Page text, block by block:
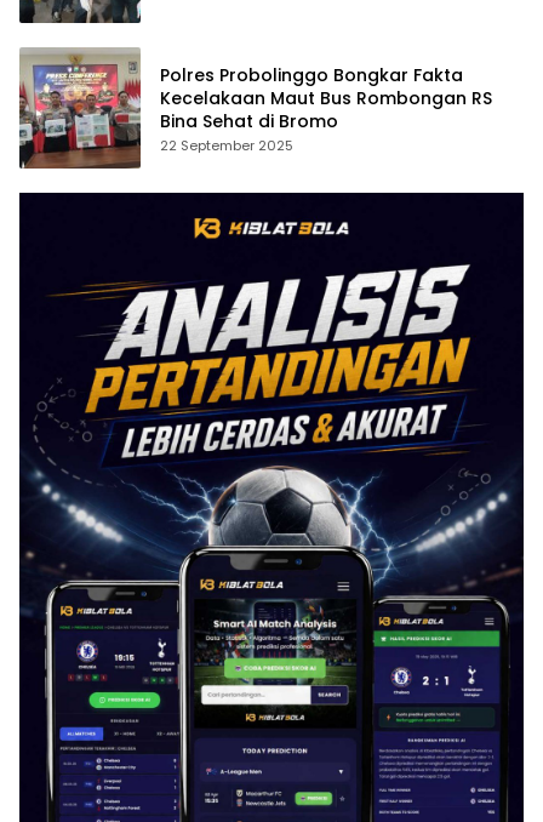
Polres Probolinggo Bongkar Fakta
Kecelakaan Maut Bus Rombongan RS
Bina Sehat di Bromo
22 September 2025